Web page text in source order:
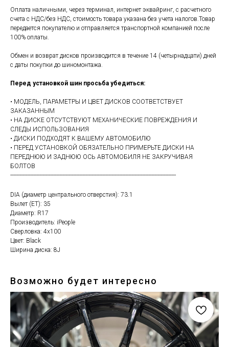
Оплата наличными, через терминал, интернет эквайринг, с расчетного
счета с НДС/без НДС, стоимость товара указана без учета налогов.Товар
передается покупателю и отправляется транспортной компанией после
100% оплаты.
Обмен и возврат дисков производится в течение 14 (четырнадцати) дней
с даты покупки до шиномонтажа.
Перед установкой шин просьба убедиться:
• МОДЕЛЬ, ПАРАМЕТРЫ И ЦВЕТ ДИСКОВ СООТВЕТСТВУЕТ
ЗАКАЗАННЫМ
• НА ДИСКЕ ОТСУТСТВУЮТ МЕХАНИЧЕСКИЕ ПОВРЕЖДЕНИЯ И
СЛЕДЫ ИСПОЛЬЗОВАНИЯ
• ДИСКИ ПОДХОДЯТ К ВАШЕМУ АВТОМОБИЛЮ
• ПЕРЕД УСТАНОВКОЙ ОБЯЗАТЕЛЬНО ПРИМЕРЬТЕ ДИСКИ НА
ПЕРЕДНЮЮ И ЗАДНЮЮ ОСЬ АВТОМОБИЛЯ НЕ ЗАКРУЧИВАЯ
БОЛТОВ
------------------------------------------------------------------------------------------------------------
DIA (диаметр центрального отверстия): 73.1
Вылет (ET): 35
Диаметр: R17
Производитель: iPeople
Сверловка: 4х100
Цвет: Black
Ширина диска: 8J
Возможно будет интересно